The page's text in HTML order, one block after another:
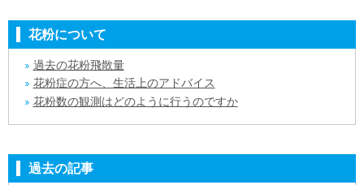
花粉について
過去の花粉飛散量
花粉症の方へ、生活上のアドバイス
花粉数の観測はどのように行うのですか
過去の記事